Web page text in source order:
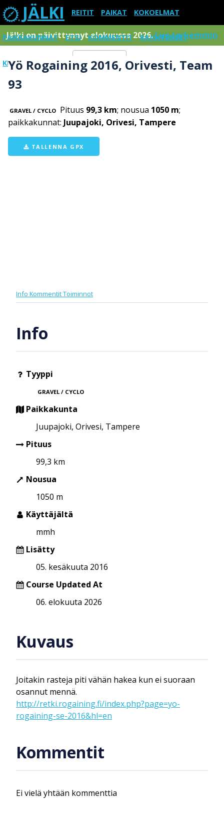
JÄLKI REITIT PAIKAT KOKOELMAT
PAIKKAKUNNAT ETSI KOMMENTIT RAJOITUKSET
KIRJAUDU SISÄÄN Menu
Jälki on päivittynnyt elokuussa 2026.Lue tarkemmin
Yö Rogaining 2016, Orivesti, Team
93
GRAVEL / CYCLO Pituus 99,3 km; nousua 1050 m;
paikkakunnat: Juupajoki, Orivesi, Tampere
TALLENNA GPX
Info KommentitToiminnot
Info
Tyyppi
GRAVEL / CYCLO
Paikkakunta
Juupajoki, Orivesi, Tampere
Pituus
99,3 km
Nousua
1050 m
Käyttäjältä
mmh
Lisätty
05. kesäkuuta 2016
Course Updated At
06. elokuuta 2026
Kuvaus
Joitakin rasteja piti vähän hakea kun ei suoraan
osannut mennä.
http://retki.rogaining.fi/index.php?page=yo-
rogaining-se-2016&hl=en
Kommentit
Ei vielä yhtään kommenttia